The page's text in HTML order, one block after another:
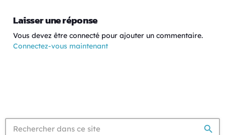
Laisser une réponse
Vous devez être connecté pour ajouter un commentaire.
Connectez-vous maintenant
search